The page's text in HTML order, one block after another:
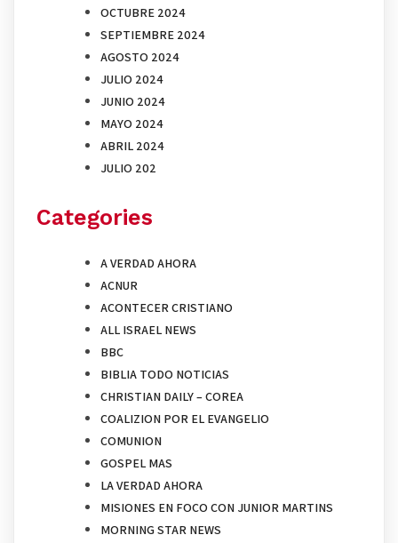
OCTUBRE 2024
SEPTIEMBRE 2024
AGOSTO 2024
JULIO 2024
JUNIO 2024
MAYO 2024
ABRIL 2024
JULIO 202
Categories
A VERDAD AHORA
ACNUR
ACONTECER CRISTIANO
ALL ISRAEL NEWS
BBC
BIBLIA TODO NOTICIAS
CHRISTIAN DAILY – COREA
COALIZION POR EL EVANGELIO
COMUNION
GOSPEL MAS
LA VERDAD AHORA
MISIONES EN FOCO CON JUNIOR MARTINS
MORNING STAR NEWS